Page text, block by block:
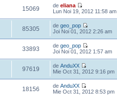
15069 de eliana
Lun Noi 19, 2012 11:58 am
85305 de geo_pop
Joi Noi 01, 2012 2:26 am
33893 de geo_pop
Joi Noi 01, 2012 1:57 am
97619 de AnduXX
Mie Oct 31, 2012 9:16 pm
18156 de AnduXX
Mie Oct 31, 2012 8:53 pm